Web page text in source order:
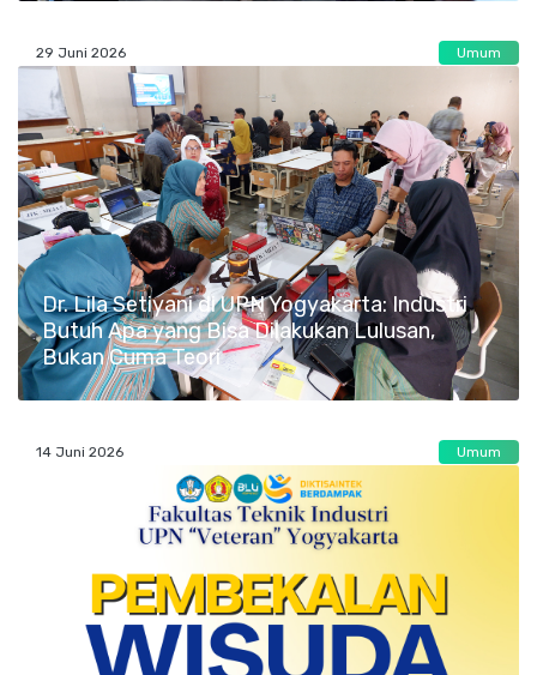
29 Juni 2026 Umum
Dr. Lila Setiyani di UPN Yogyakarta: Industri
Butuh Apa yang Bisa Dilakukan Lulusan,
Bukan Cuma Teori
14 Juni 2026 Umum